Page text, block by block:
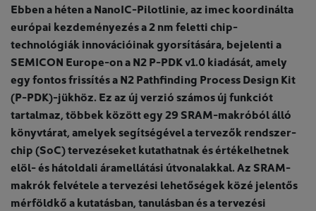
Ebben a héten a NanoIC-Pilotlinie, az imec koordinálta
európai kezdeményezés a 2 nm feletti chip-
technológiák innovációinak gyorsítására, bejelenti a
SEMICON Europe-on a N2 P-PDK v1.0 kiadását, amely
egy fontos frissítés a N2 Pathfinding Process Design Kit
(P-PDK)-jükhöz. Ez az új verzió számos új funkciót
tartalmaz, többek között egy 29 SRAM-makróból álló
könyvtárat, amelyek segítségével a tervezők rendszer-
chip (SoC) tervezéseket kutathatnak és értékelhetnek
elöl- és hátoldali áramellátási útvonalakkal. Az SRAM-
makrók felvétele a tervezési lehetőségek közé jelentős
mérföldkő a kutatásban, tanulásban és a tervezési